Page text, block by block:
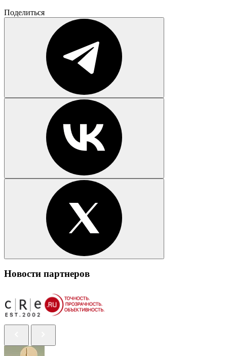
Поделиться
Новости партнеров